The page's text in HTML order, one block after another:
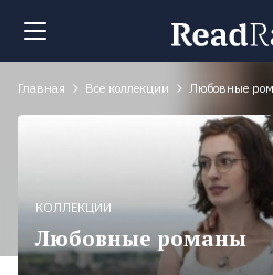
Поиск
Рейтинги
Главная Все коллекции Любовные
КОЛЛЕКЦИИ
Любовные романы